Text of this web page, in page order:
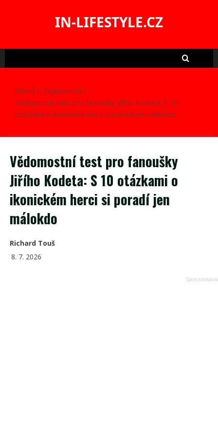
IN-LIFESTYLE.CZ
Domů
Zajímavosti
Vědomostní test pro fanoušky Jiřího Kodeta: S 10
otázkami o ikonickém herci si poradí jen málokdo
Vědomostní test pro fanoušky
Jiřího Kodeta: S 10 otázkami o
ikonickém herci si poradí jen
málokdo
Richard Touš
8. 7. 2026